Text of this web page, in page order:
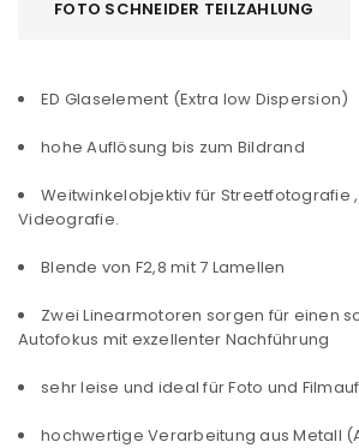
FOTO SCHNEIDER TEILZAHLUNG
ED Glaselement (Extra low Dispersion)
hohe Auflösung bis zum Bildrand
Weitwinkelobjektiv für Streetfotografie
Videografie.
Blende von F2,8 mit 7 Lamellen
Zwei Linearmotoren sorgen für einen
Autofokus mit exzellenter Nachführung
sehr leise und ideal für Foto und
hochwertige Verarbeitung aus Metall